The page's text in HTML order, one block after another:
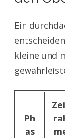
Ein
kleine und
Ph
as